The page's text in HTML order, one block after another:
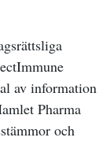
av information
Pharma
och